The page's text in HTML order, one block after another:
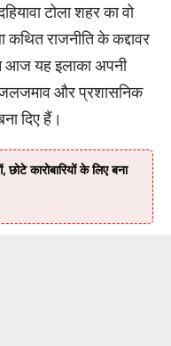
टोला शहर का वो
राजनीति के कद्दावर
आज यह इलाका अपनी
जलजमाव और प्रशासनिक
दिए हैं।
कारोबारियों के लिए बना